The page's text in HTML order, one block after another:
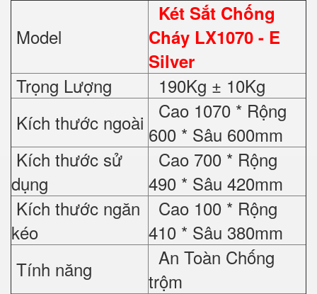
Model
Két Sắt Chống
Cháy LX1070 - E
Silver
Trọng Lượng
190Kg ± 10Kg
Kích thước ngoài
Cao 1070 * Rộng
600 * Sâu 600mm
Kích thước sử
dụng
Cao 700 * Rộng
490 * Sâu 420mm
Kích thước ngăn
kéo
Cao 100 * Rộng
410 * Sâu 380mm
Tính năng
An Toàn Chống
trộm